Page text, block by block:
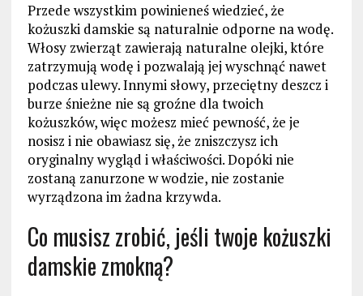
Przede wszystkim powinieneś wiedzieć, że
kożuszki damskie są naturalnie odporne na wodę.
Włosy zwierząt zawierają naturalne olejki, które
zatrzymują wodę i pozwalają jej wyschnąć nawet
podczas ulewy. Innymi słowy, przeciętny deszcz i
burze śnieżne nie są groźne dla twoich
kożuszków, więc możesz mieć pewność, że je
nosisz i nie obawiasz się, że zniszczysz ich
oryginalny wygląd i właściwości. Dopóki nie
zostaną zanurzone w wodzie, nie zostanie
wyrządzona im żadna krzywda.
Co musisz zrobić, jeśli twoje kożuszki
damskie zmokną?